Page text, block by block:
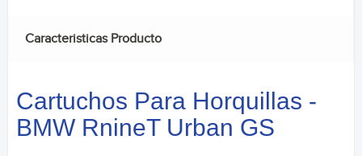
Caracteristicas Producto
Cartuchos Para Horquillas -
BMW RnineT Urban GS